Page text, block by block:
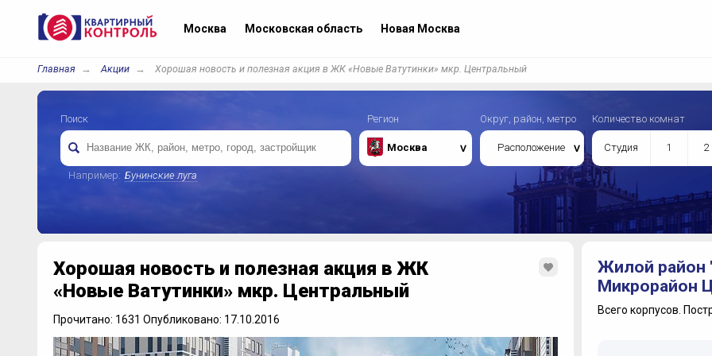
Москва Московская область Новая Москва
Главная Акции Хорошая новость и полезная акция в ЖК «Новые Ватутинки» мкр. Центральный
Поиск
Например: Бунинские луга
Регион
Москва
Округ, район, метро
Расположение
Количество комнат
Студия 1 2
Хорошая новость и полезная акция в ЖК
«Новые Ватутинки» мкр. Центральный
Прочитано: 1631 Опубликовано: 17.10.2016
Жилой район
Микрорайон
Всего корпусов.